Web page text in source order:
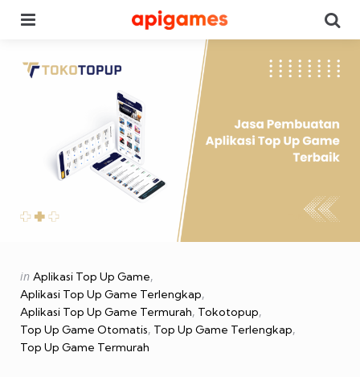
Categories
Posted
in
in Aplikasi Top Up Game
Aplikasi Top Up Game Terlengkap
Aplikasi Top Up Game Termurah Tokotopup
Top Up Game Otomatis Top Up Game Terlengkap
Top Up Game Termurah